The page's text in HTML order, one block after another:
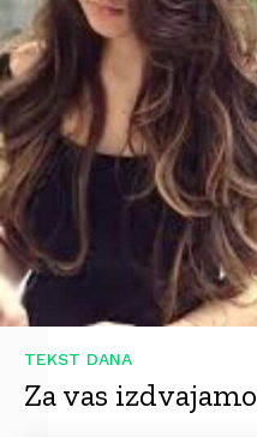
TEKST DANA
Za vas izdvajamo